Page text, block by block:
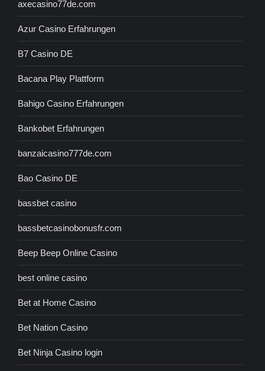
axecasino77de.com
Azur Casino Erfahrungen
B7 Casino DE
Bacana Play Plattform
Bahigo Casino Erfahrungen
Bankobet Erfahrungen
banzaicasino777de.com
Bao Casino DE
bassbet casino
bassbetcasinobonusfr.com
Beep Beep Online Casino
best online casino
Bet at Home Casino
Bet Nation Casino
Bet Ninja Casino login